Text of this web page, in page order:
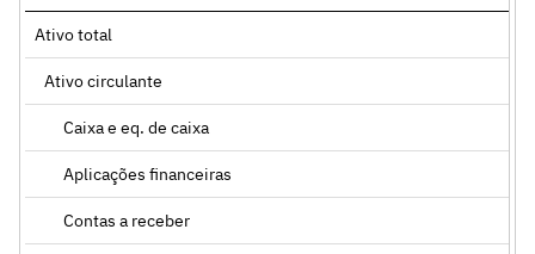
Ativo total
Ativo circulante
Caixa e eq. de caixa
Aplicações financeiras
Contas a receber